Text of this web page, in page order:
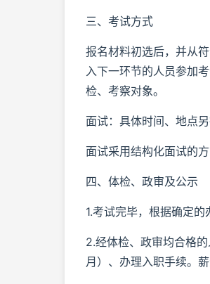
三、考试方式
报名材料初选后，并从
入下一环节的人员参加
检、考察对象。
面试：具体时间、地点另
面试采用结构化面试的
四、体检、政审及公示
1.考试完毕，根据确定
2.经体检、政审均合格
月）、办理入职手续。